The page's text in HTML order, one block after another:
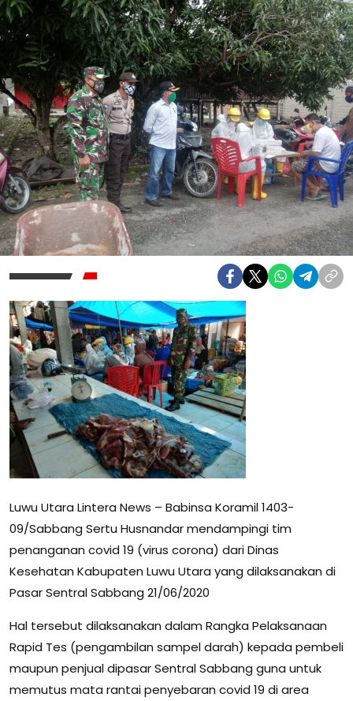
Luwu Utara Lintera News – Babinsa Koramil 1403-
09/Sabbang Sertu Husnandar mendampingi tim
penanganan covid 19 (virus corona) dari Dinas
Kesehatan Kabupaten Luwu Utara yang dilaksanakan di
Pasar Sentral Sabbang 21/06/2020
Hal tersebut dilaksanakan dalam Rangka Pelaksanaan
Rapid Tes (pengambilan sampel darah) kepada pembeli
maupun penjual dipasar Sentral Sabbang guna untuk
memutus mata rantai penyebaran covid 19 di area